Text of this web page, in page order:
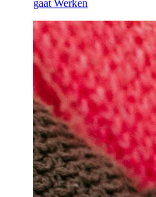
gaat Werken